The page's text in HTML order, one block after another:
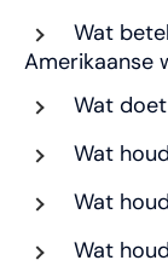
Wat
Amerikaanse
Wat
Wat
Wat
Wat